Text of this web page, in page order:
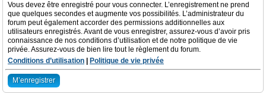
Vous devez être enregistré pour vous connecter. L’enregistrement ne prend
que quelques secondes et augmente vos possibilités. L’administrateur du
forum peut également accorder des permissions additionnelles aux
utilisateurs enregistrés. Avant de vous enregistrer, assurez-vous d’avoir pris
connaissance de nos conditions d’utilisation et de notre politique de vie
privée. Assurez-vous de bien lire tout le règlement du forum.
Conditions d’utilisation
Politique de vie privée
M’enregistrer